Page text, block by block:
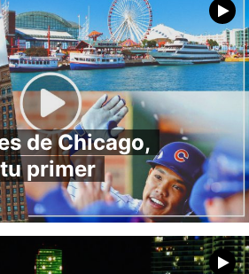
de Chicago,
primer